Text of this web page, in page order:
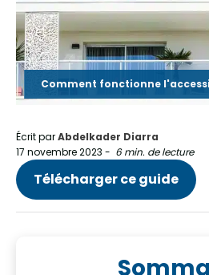
Comment fonctionne
Écrit parAbdelkader Diarra
17 novembre 2023 - 6 min. de lecture
Télécharger ce guide